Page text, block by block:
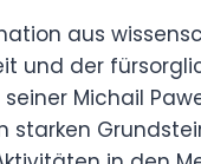
aus
und der
Michail
starken